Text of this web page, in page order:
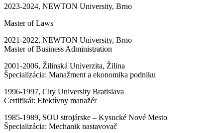
2023-2024, NEWTON University, Brno
Master of Laws
2021-2022, NEWTON University, Brno
Master of Business Administration
2001-2006, Žilinská Univerzita, Žilina
Špecializácia: Manažment a ekonomika podniku
1996-1997, City University Bratislava
Certifikát: Efektívny manažér
1985-1989, SOU strojárske – Kysucké Nové Mesto
Špecializácia: Mechanik nastavovač